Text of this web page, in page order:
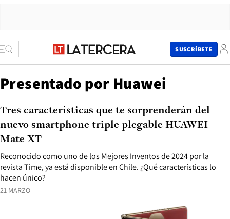
SUSCRÍBETE
Presentado por Huawei
21 MARZO
Reconocido como uno de los Mejores Inventos de 2024 por la
revista Time, ya está disponible en Chile. ¿Qué características lo
hacen único?
Tres características que te sorprenderán del
nuevo smartphone triple plegable HUAWEI
Mate XT